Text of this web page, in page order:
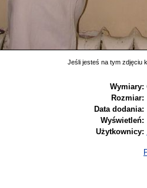
Jeśli jesteś na tym zdjęciu
Wymiary:
Rozmiar:
Data dodania:
Wyświetleń:
Użytkownicy: